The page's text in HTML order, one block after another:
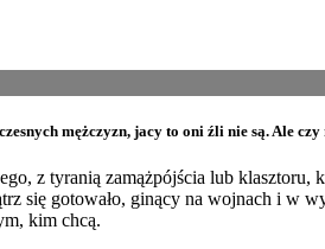
mężczyzn, jacy to oni źli nie są. Ale
z tyranią zamążpójścia lub
się gotowało, ginący na wojnach i w
kim chcą.